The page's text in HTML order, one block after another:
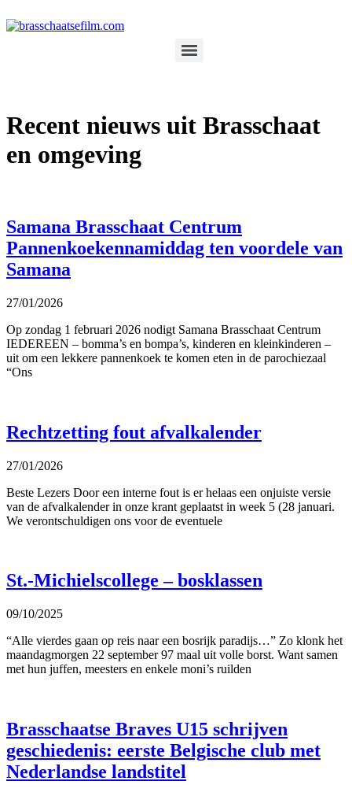
naar
Recent nieuws uit Brasschaat
en omgeving
Samana Brasschaat Centrum
Pannenkoekennamiddag ten voordele van
Samana
27/01/2026
Op zondag 1 februari 2026 nodigt Samana Brasschaat Centrum
IEDEREEN – bomma’s en bompa’s, kinderen en kleinkinderen –
uit om een lekkere pannenkoek te komen eten in de parochiezaal
“Ons
Rechtzetting fout afvalkalender
27/01/2026
Beste Lezers Door een interne fout is er helaas een onjuiste versie
van de afvalkalender in onze krant geplaatst in week 5 (28 januari.
We verontschuldigen ons voor de eventuele
St.-Michielscollege – bosklassen
09/10/2025
“Alle vierdes gaan op reis naar een bosrijk paradijs…” Zo klonk het
maandagmorgen 22 september 97 maal uit volle borst. Want samen
met hun juffen, meesters en enkele moni’s ruilden
Brasschaatse Braves U15 schrijven
geschiedenis: eerste Belgische club met
Nederlandse landstitel